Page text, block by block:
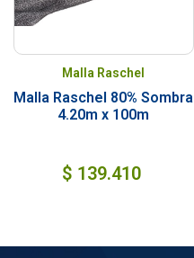
Malla Raschel
Malla Raschel 80% Sombra
4.20m x 100m
$ 139.410